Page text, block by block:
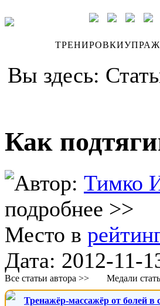
ТРЕНИРОВКИ
Вы здесь:
Как
Автор: Тимко
подробнее >>
Место в
Дата: 2012-11-
Все статьи автора >> Медали
Тренажёр-массажёр от болей в